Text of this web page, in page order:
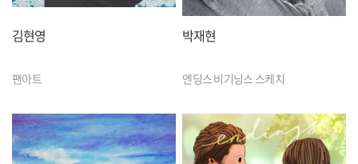
김현영
팬아트
박재현
엔딩스 비기닝스 스케치